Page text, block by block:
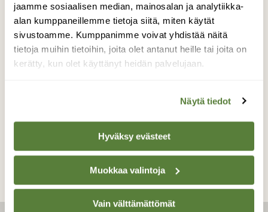
jaamme sosiaalisen median, mainosalan ja analytiikka-
alan kumppaneillemme tietoja siitä, miten käytät
sivustoamme. Kumppanimme voivat yhdistää näitä
tietoja muihin tietoihin, joita olet antanut heille tai joita on
kerätty, kun olet käyttänyt heidän palvelujaan.
Näytä tiedot
Hyväksy evästeet
Muokkaa valintoja
Vain välttämättömät
Tukkakoskelot
uiskentelemassa
Valokuvaaja: Katariina Kolehmainen, Jyväskylä,
Säynätsalo Kevät Ilta
TAKAISIN LISTAAN